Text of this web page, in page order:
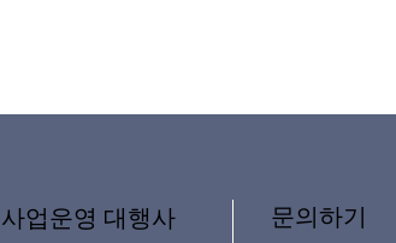
​사업운영 대행사 문의하기